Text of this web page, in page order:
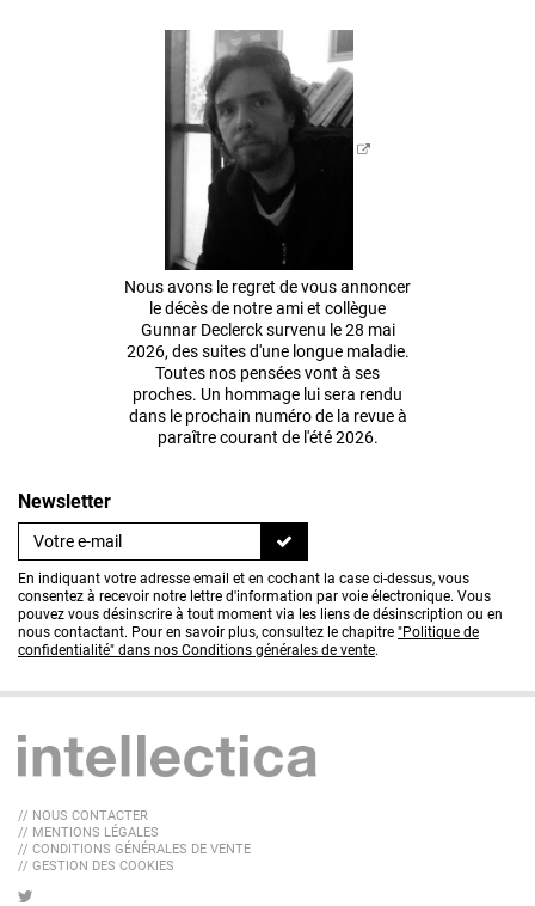
Nous avons le regret de vous annoncer
le décès de notre ami et collègue
Gunnar Declerck survenu le 28 mai
2026, des suites d'une longue maladie.
Toutes nos pensées vont à ses
proches. Un hommage lui sera rendu
dans le prochain numéro de la revue à
paraître courant de l'été 2026.
Newsletter
En indiquant votre adresse email et en cochant la case ci-dessus, vous
consentez à recevoir notre lettre d'information par voie électronique. Vous
pouvez vous désinscrire à tout moment via les liens de désinscription ou en
nous contactant. Pour en savoir plus, consultez le chapitre "Politique de
confidentialité" dans nos Conditions générales de vente.
// NOUS CONTACTER
// MENTIONS LÉGALES
// CONDITIONS GÉNÉRALES DE VENTE
// GESTION DES COOKIES